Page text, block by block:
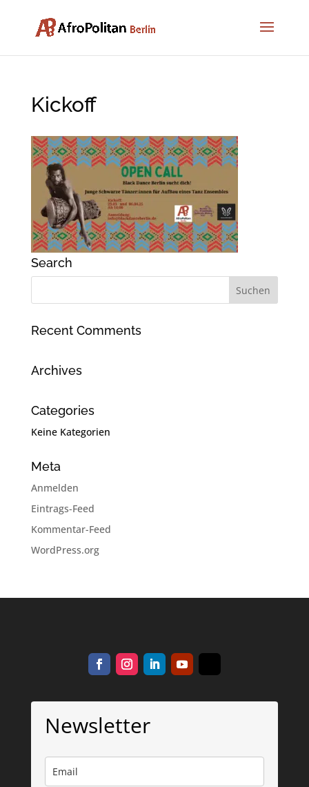
Kickoff
Search
Recent Comments
Archives
Categories
Keine Kategorien
Meta
Anmelden
Eintrags-Feed
Kommentar-Feed
WordPress.org
Newsletter